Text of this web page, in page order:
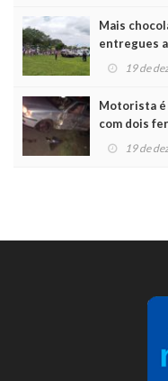
Mais
entregues
19 de
Motorista é
com dois
19 de